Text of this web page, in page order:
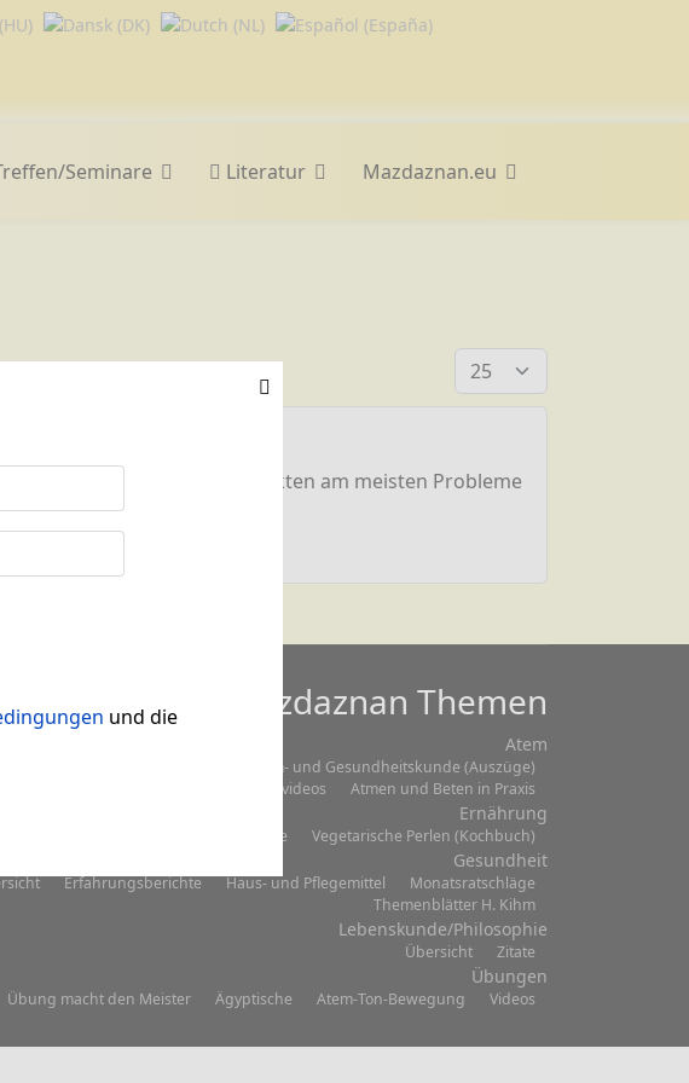
und die
Seminare Literatur Mazdaznan.eu
Anzeige #
von Getreideprodukten am meisten Probleme
Mazdaznan Themen
Atem
Atem- und Gesundheitskunde (Auszüge)
Praxisvideos
Atmen und Beten in Praxis
Ernährung
Rezepte Vegetarische Perlen (Kochbuch)
Gesundheit
Erfahrungsberichte Haus- und Pflegemittel
Monatsratschläge
Themenblätter H. Kihm
Lebenskunde/Philosophie
Übersicht Zitate
Übungen
Übung macht den Meister Ägyptische Atem-Ton-Bewegung Videos